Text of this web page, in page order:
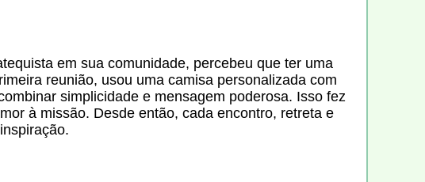
em sua comunidade, percebeu que ter uma
reunião, usou uma camisa personalizada com
simplicidade e mensagem poderosa. Isso fez
à missão. Desde então, cada encontro, retreta e